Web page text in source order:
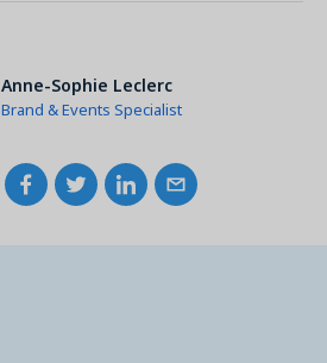
Anne-Sophie Leclerc
Brand & Events Specialist